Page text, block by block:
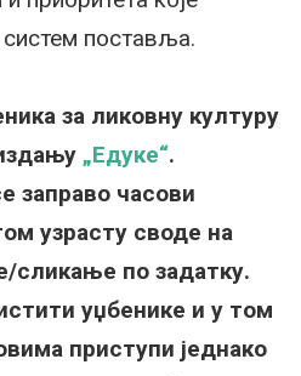
поставља.
за ликовну културу
„Едуке“.
заправо часови
узрасту своде на
сликање по задатку.
уџбенике и у том
приступи једнако